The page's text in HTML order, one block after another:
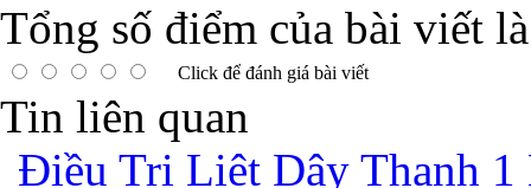
Tổng số điểm của bài viết
Click để đánh giá bài viết
Tin liên quan
Điều Trị Liệt Dây Thanh